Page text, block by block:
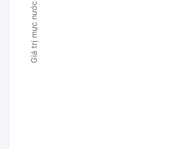
Giá trị mực nước